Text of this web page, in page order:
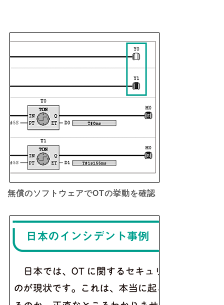
無償のソフトウェアでOTの挙動を確認